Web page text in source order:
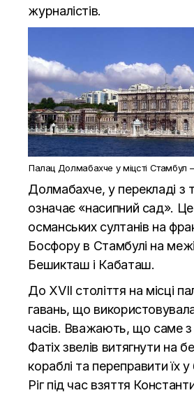
журналістів.
Палац Долмабахче у міцсті Стамбул
Долмабахче, у перекладі з
означає «насипний сад».
османських султанів на
Босфору в Стамбулі на
Бешикташ і Кабаташ.
До XVII століття на місці
гавань, що
часів. Вважають, що саме
Фатіх звелів витягнути на
кораблі та переправити їх
Ріг під час взяття